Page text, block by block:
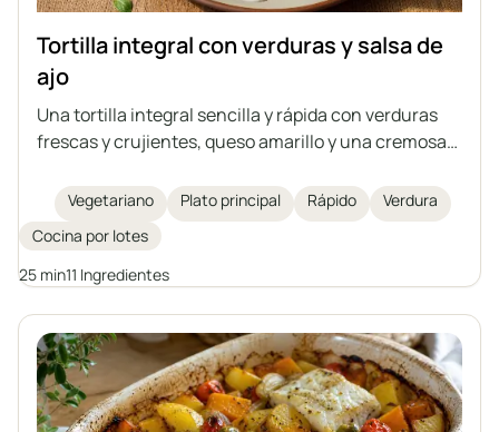
Tortilla integral con verduras y salsa de
ajo
Una tortilla integral sencilla y rápida con verduras
frescas y crujientes, queso amarillo y una cremosa
mayonesa. Ideal como tentempié nutritivo, almuerzo
o cena ligera. Un plato fácil de preparar y lleno de
sabor.
Vegetariano Plato principal Rápido
Verdura
Cocina por lotes
25 min11 Ingredientes